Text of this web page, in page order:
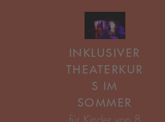
INKLUSIVER
THEATERKUR
S IM
SOMMER